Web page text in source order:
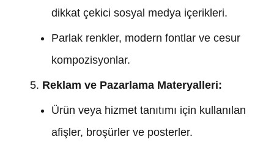
dikkat çekici sosyal medya içerikleri.
Parlak renkler, modern fontlar ve cesur
kompozisyonlar.
Reklam ve Pazarlama Materyalleri:
Ürün veya hizmet tanıtımı için kullanılan
afişler, broşürler ve posterler.